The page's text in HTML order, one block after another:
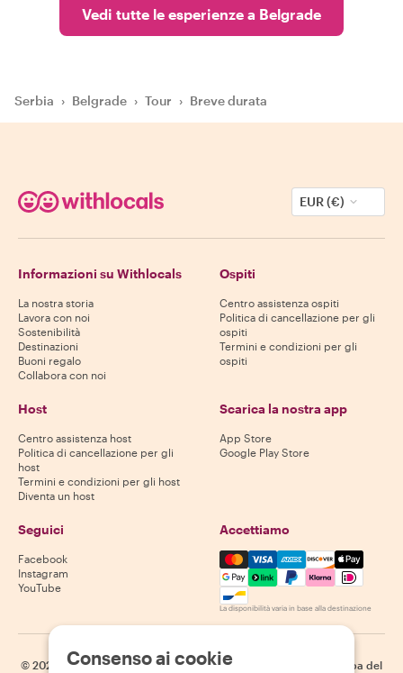
Vedi tutte le esperienze a Belgrade
Serbia › Belgrade › Tour › Breve durata
EUR (€)
Informazioni su Withlocals
La nostra storia
Lavora con noi
Sostenibilità
Destinazioni
Buoni regalo
Collabora con noi
Ospiti
Centro assistenza ospiti
Politica di cancellazione per gli
ospiti
Termini e condizioni per gli
ospiti
Host
Centro assistenza host
Politica di cancellazione per gli
host
Termini e condizioni per gli host
Diventa un host
Scarica la nostra app
App Store
Google Play Store
Seguici
Facebook
Instagram
YouTube
Accettiamo
Mastercard, Visa, Amex,
La disponibilità varia in base alla destinazione
© 2026 Withlocals.com | Informativa sulla privacy Mappa del
Consenso ai cookie